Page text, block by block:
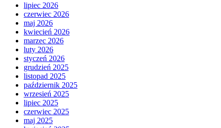
lipiec 2026
czerwiec 2026
maj 2026
kwiecień 2026
marzec 2026
luty 2026
styczeń 2026
grudzień 2025
listopad 2025
październik 2025
wrzesień 2025
lipiec 2025
czerwiec 2025
maj 2025